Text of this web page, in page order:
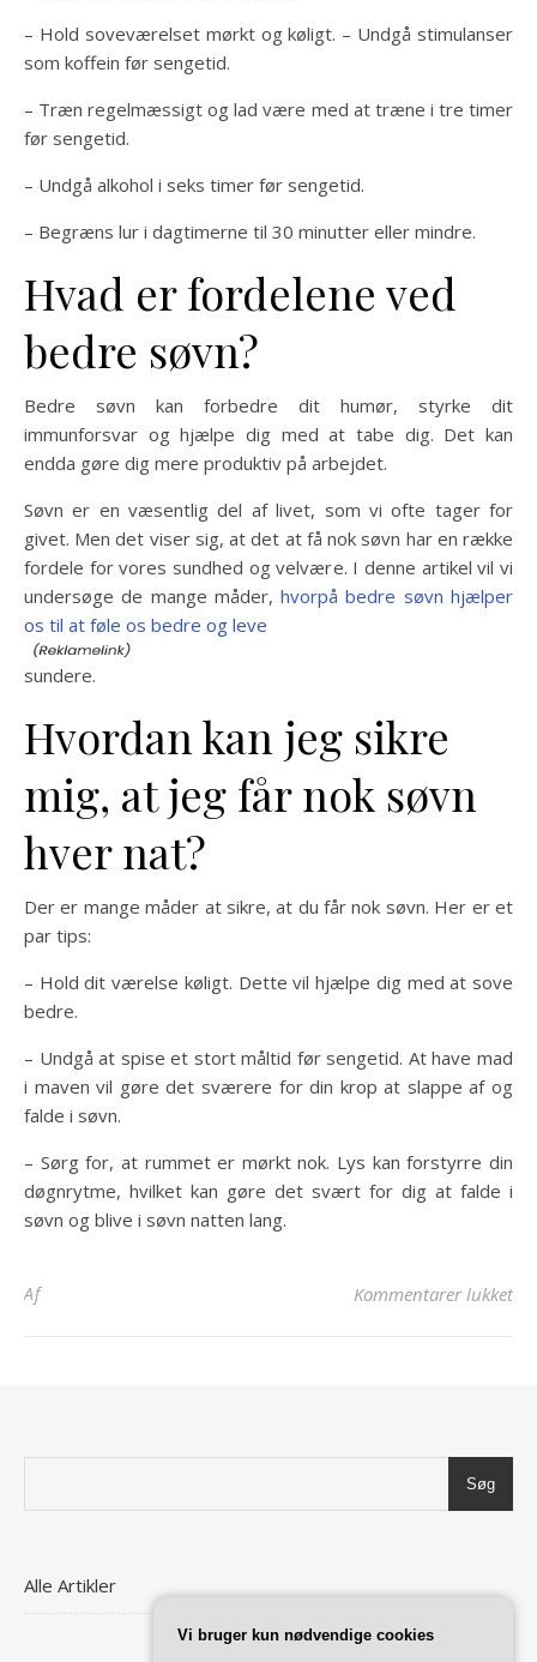
– Hold soveværelset mørkt og køligt. – Undgå stimulanser
som koffein før sengetid.
– Træn regelmæssigt og lad være med at træne i tre timer
før sengetid.
– Undgå alkohol i seks timer før sengetid.
– Begræns lur i dagtimerne til 30 minutter eller mindre.
Hvad er fordelene ved
bedre søvn?
Bedre søvn kan forbedre dit humør, styrke dit
immunforsvar og hjælpe dig med at tabe dig. Det kan
endda gøre dig mere produktiv på arbejdet.
Søvn er en væsentlig del af livet, som vi ofte tager for
givet. Men det viser sig, at det at få nok søvn har en række
fordele for vores sundhed og velvære. I denne artikel vil vi
undersøge de mange måder,hvorpå bedre søvn hjælper
os til at føle os bedre og leve
sundere.
Hvordan kan jeg sikre
mig, at jeg får nok søvn
hver nat?
Der er mange måder at sikre, at du får nok søvn. Her er et
par tips:
– Hold dit værelse køligt. Dette vil hjælpe dig med at sove
bedre.
– Undgå at spise et stort måltid før sengetid. At have mad
i maven vil gøre det sværere for din krop at slappe af og
falde i søvn.
– Sørg for, at rummet er mørkt nok. Lys kan forstyrre din
døgnrytme, hvilket kan gøre det svært for dig at falde i
søvn og blive i søvn natten lang.
Af Kommentarer lukkettil
Søg
Alle Artikler
Vi bruger kun nødvendige cookies